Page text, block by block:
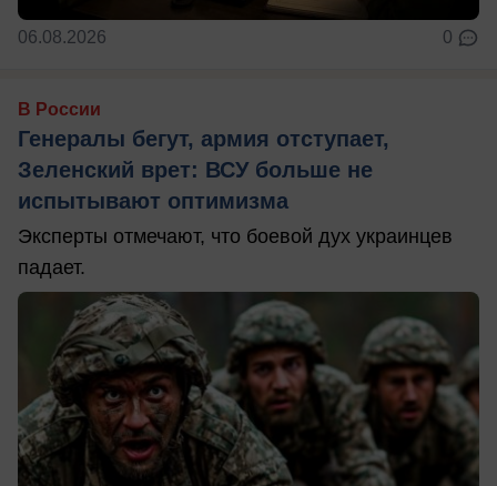
06.08.2026 0
В России
Генералы бегут, армия отступает,
Зеленский врет: ВСУ больше не
испытывают оптимизма
Эксперты отмечают, что боевой дух украинцев
падает.